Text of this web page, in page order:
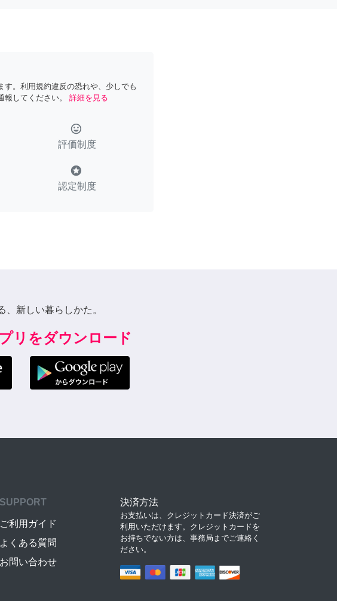
。利用規約違反の恐れや、少しでも
してください。
詳細を見る
tag_faces
評価制度
stars
認定制度
、新しい暮らしかた。
リをダウンロード
SUPPORT
ご利用ガイド
よくある質問
お問い合わせ
決済方法
お支払いは、クレジットカード決済がご
利用いただけます。クレジットカードを
お持ちでない方は、事務局までご連絡く
ださい。